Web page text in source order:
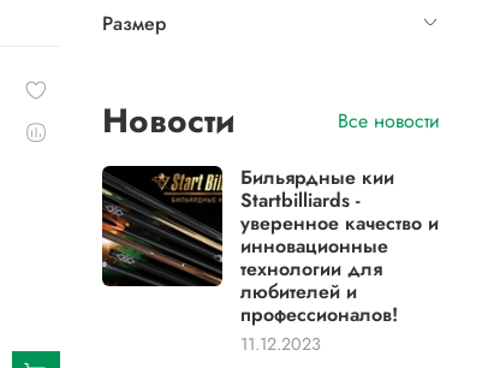
Размер
Новости Все новости
Бильярдные кии
Startbilliards -
уверенное качество и
инновационные
технологии для
любителей и
профессионалов!
11.12.2023